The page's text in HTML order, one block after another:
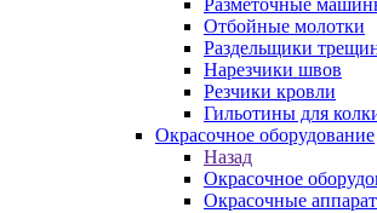
Разметочные
Отбойные молотки
Раздельщики
Нарезчики швов
Резчики кровли
Гильотины для
Окрасочное оборудование
Назад
Окрасочное
Окрасочные